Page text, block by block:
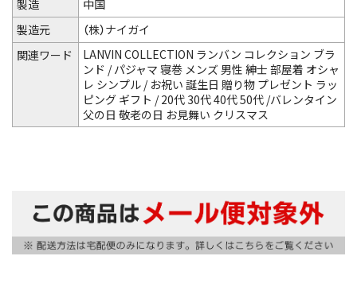
製造
中国
製造元
（株）ナイガイ
関連ワード
LANVIN COLLECTION ランバン コレクション ブラ
ンド / パジャマ 寝巻 メンズ 男性 紳士 部屋着 オシャ
レ シンプル / お祝い 誕生日 贈り物 プレゼント ラッ
ピング ギフト / 20代 30代 40代 50代 /バレンタイン
父の日 敬老の日 お見舞い クリスマス